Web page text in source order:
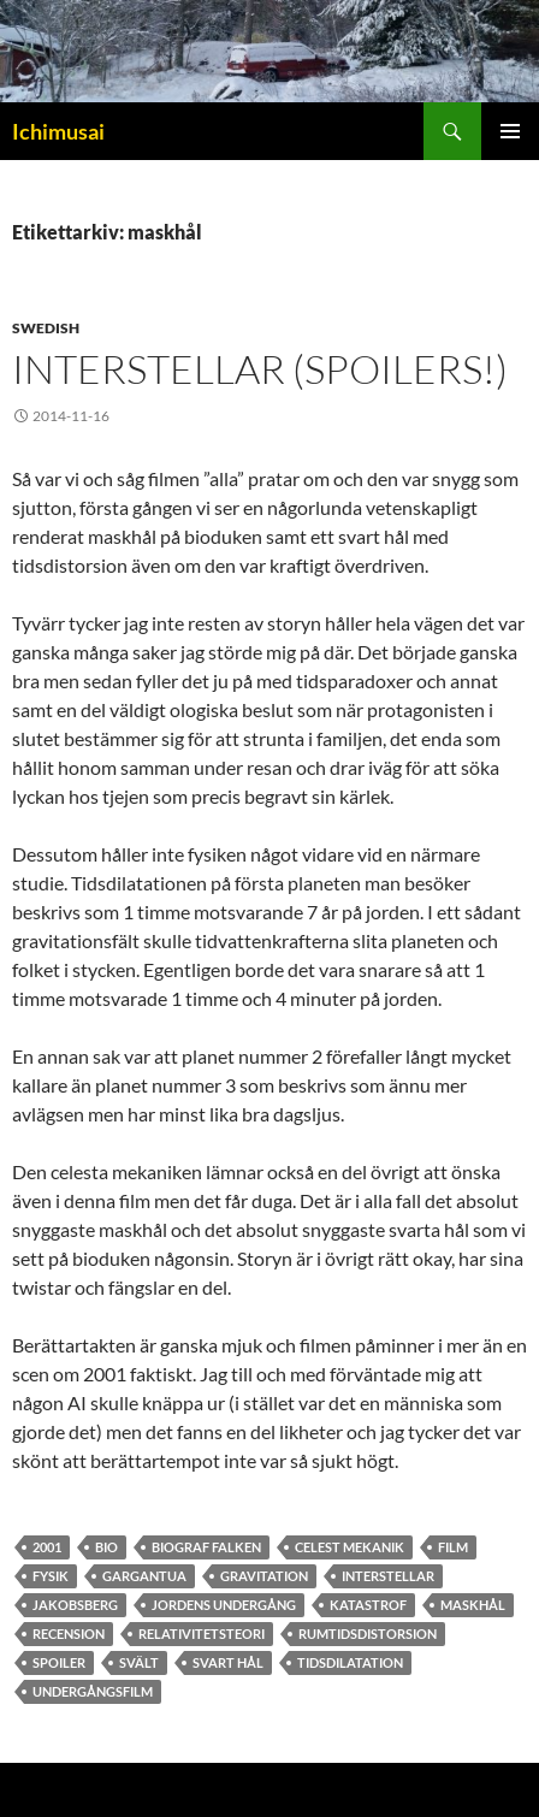
Ichimusai
Etikettarkiv: maskhål
SWEDISH
INTERSTELLAR (SPOILERS!)
2014-11-16
Så var vi och såg filmen ”alla” pratar om och den var snygg som
sjutton, första gången vi ser en någorlunda vetenskapligt
renderat maskhål på bioduken samt ett svart hål med
tidsdistorsion även om den var kraftigt överdriven.
Tyvärr tycker jag inte resten av storyn håller hela vägen det var
ganska många saker jag störde mig på där. Det började ganska
bra men sedan fyller det ju på med tidsparadoxer och annat
samt en del väldigt ologiska beslut som när protagonisten i
slutet bestämmer sig för att strunta i familjen, det enda som
hållit honom samman under resan och drar iväg för att söka
lyckan hos tjejen som precis begravt sin kärlek.
Dessutom håller inte fysiken något vidare vid en närmare
studie. Tidsdilatationen på första planeten man besöker
beskrivs som 1 timme motsvarande 7 år på jorden. I ett sådant
gravitationsfält skulle tidvattenkrafterna slita planeten och
folket i stycken. Egentligen borde det vara snarare så att 1
timme motsvarade 1 timme och 4 minuter på jorden.
En annan sak var att planet nummer 2 förefaller långt mycket
kallare än planet nummer 3 som beskrivs som ännu mer
avlägsen men har minst lika bra dagsljus.
Den celesta mekaniken lämnar också en del övrigt att önska
även i denna film men det får duga. Det är i alla fall det absolut
snyggaste maskhål och det absolut snyggaste svarta hål som vi
sett på bioduken någonsin. Storyn är i övrigt rätt okay, har sina
twistar och fängslar en del.
Berättartakten är ganska mjuk och filmen påminner i mer än en
scen om 2001 faktiskt. Jag till och med förväntade mig att
någon AI skulle knäppa ur (i stället var det en människa som
gjorde det) men det fanns en del likheter och jag tycker det var
skönt att berättartempot inte var så sjukt högt.
2001 BIO BIOGRAF FALKEN CELEST MEKANIK
FILM
FYSIK
GARGANTUA GRAVITATION
INTERSTELLAR
JAKOBSBERG
JORDENS UNDERGÅNG KATASTROF
MASKHÅL
RECENSION
RELATIVITETSTEORI
RUMTIDSDISTORSION
SPOILER
SVÄLT SVART HÅL
TIDSDILATATION
UNDERGÅNGSFILM